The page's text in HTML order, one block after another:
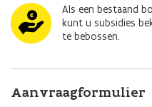
AfbeeldingAls een bestaand
kunt u subsidies
te bebossen.
Aanvraagformulier